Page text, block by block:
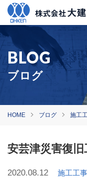
ブログ
HOME ブログ 施工
安芸津災害復旧
2020.08.12 施工工